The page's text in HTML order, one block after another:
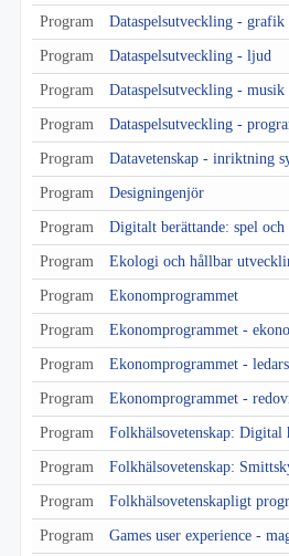
Program Dataspelsutveckling - grafik
Program Dataspelsutveckling - ljud
Program Dataspelsutveckling - musik
Program Dataspelsutveckling -
Program Datavetenskap - inriktning
Program Designingenjör
Program Digitalt berättande: spel
Program Ekologi och hållbar
Program Ekonomprogrammet
Program Ekonomprogrammet -
Program Ekonomprogrammet -
Program Ekonomprogrammet -
Program Folkhälsovetenskap: Digital
Program Folkhälsovetenskap:
Program Folkhälsovetenskapligt
Program Games user experience -